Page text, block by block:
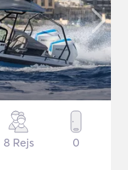
8 Rejs 0